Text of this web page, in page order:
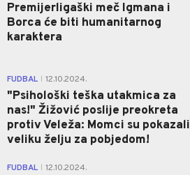
Premijerligaški meč Igmana i
Borca će biti humanitarnog
karaktera
FUDBAL 12.10.2024.
"Psihološki teška utakmica za
nas!" Žižović poslije preokreta
protiv Veleža: Momci su pokazali
veliku želju za pobjedom!
FUDBAL 12.10.2024.